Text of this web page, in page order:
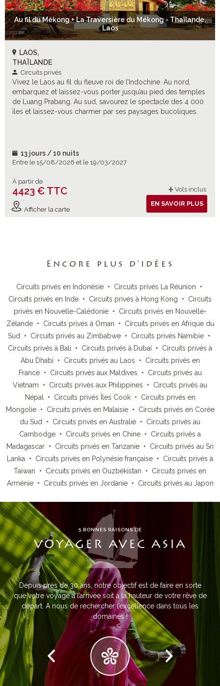
Au fil du Mékong + La Traversière du Mékong - Thaïlande,
Laos
LAOS,
THAÏLANDE
Circuits privés
Vivez le Laos au fil du fleuve roi de l’Indochine. Au nord,
embarquez et laissez-vous porter jusqu’au pied des temples
de Luang Prabang. Au sud, savourez le spectacle des 4 000
îles et laissez-vous charmer par ses paysages bucoliques.
13 jours / 10 nuits
Entre le 15/08/2026 et le 19/03/2027
À partir de
4423 € TTC Vols inclus
Afficher la carte
EN SAVOIR PLUS
Encore plus d’idées
Circuits privés en Indonésie• Circuits privés La Réunion •
Circuits privés en Inde • Circuits privés à Hong Kong • Circuits
privés en Nouvelle-Calédonie• Circuits privés en Nouvelle-
Zélande• Circuits privés à Oman • Circuits privés en Afrique du
Sud
• Circuits privés au Zimbabwe • Circuits privés Namibie •
Circuits privés à Bali • Circuits privés à Dubaï • Circuits privés à
Abu Dhabi • Circuits privés au Laos • Circuits privés en
France• Circuits privés aux Maldives • Circuits privés au
Vietnam • Circuits privés aux Philippines • Circuits privés au
Népal
• Circuits privés Îles Cook• Circuits privés en
Mongolie• Circuits privés en Malaisie• Circuits privés en Corée
du Sud
• Circuits privés en Australie • Circuits privés au
Cambodge • Circuits privés en Chine • Circuits privés a
Madagascar • Circuits privés en Tanzanie • Circuits privés au Sri
Lanka • Circuits privés en Polynésie française • Circuits privés à
Taïwan • Circuits privés en Ouzbékistan • Circuits privés en
Arménie• Circuits privés en Jordanie• Circuits privés au Japon
5 BONNES RAISONS DE
VOYAGER AVEC ASIA
Depuis près de 30 ans, notre objectif est de faire en sorte
que votre voyage à l’arrivée soit à la hauteur de votre rêve de
départ. A nous de rechercher l’excellence dans tous les
domaines !